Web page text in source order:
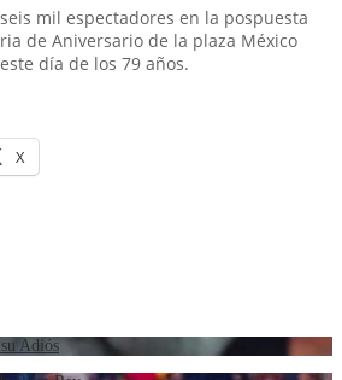
mil espectadores en la pospuesta
de Aniversario de la plaza México
día de los 79 años.
X
Adiós